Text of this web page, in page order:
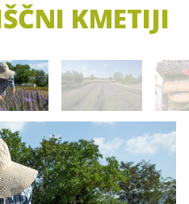
KMETIJI